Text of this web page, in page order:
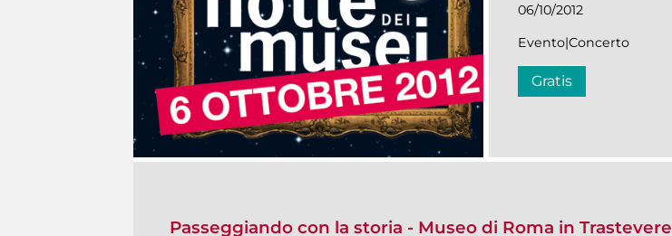
06/10/2012
Evento|Concerto
Gratis
Passeggiando con la storia - Museo di Roma in Trastevere